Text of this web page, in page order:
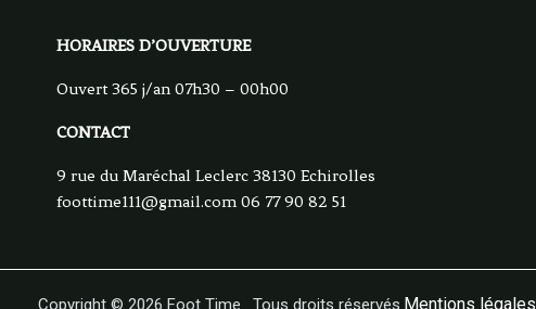
HORAIRES D’OUVERTURE
Ouvert 365 j/an 07h30 – 00h00
CONTACT
9 rue du Maréchal Leclerc 38130 Echirolles
foottime111@gmail.com06 77 90 82 51
Copyright © 2026 Foot Time . Tous droits réservés. Mentions légales